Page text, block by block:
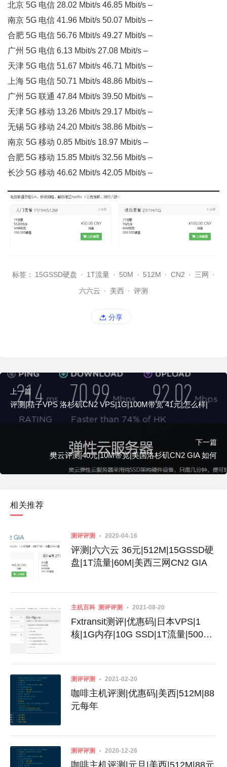
北京 5G 电信 28.02 Mbit/s 46.85 Mbit/s –
南京 5G 电信 41.96 Mbit/s 50.07 Mbit/s –
合肥 5G 电信 56.76 Mbit/s 49.27 Mbit/s –
广州 5G 电信 6.13 Mbit/s 27.08 Mbit/s –
天津 5G 电信 51.67 Mbit/s 46.71 Mbit/s –
上海 5G 电信 50.71 Mbit/s 48.86 Mbit/s –
广州 5G 联通 47.84 Mbit/s 39.50 Mbit/s –
天津 5G 移动 13.26 Mbit/s 29.17 Mbit/s –
无锡 5G 移动 24.20 Mbit/s 38.86 Mbit/s –
南京 5G 移动 0.85 Mbit/s 18.97 Mbit/s –
合肥 5G 移动 15.85 Mbit/s 32.56 Mbit/s –
长沙 5G 移动 46.62 Mbit/s 42.05 Mbit/s –
标签： 15GSSD硬盘 · 1T流量 · 50M · 512M · CN2 · 三网 ·
六六云 · 美西 · 评测
分享
上一篇
评测|桔子VPS 洛杉矶CN2 VPS|1G|100M带宽 41元|怎么样|
下一篇
樊云评测|40元|10M带宽|美国洛杉矶CN2 GIA 如何
相关推荐
测评评测 2020-04-16
评测|六六云 36元|512M|15GSSD硬
盘|1T流量|60M|美西三网CN2 GIA
主机百科 测评评测 2021-08-20
Fxtransit测评|优惠码|日本VPS|1
核|1G内存|10G SSD|1T流量|500M
测评评测 2021-02-20
咖啡主机评测|优惠码|美西|512M|88
元每年
测评评测 2020-12-26
咖啡主机评测|元旦|美西|512M|88元